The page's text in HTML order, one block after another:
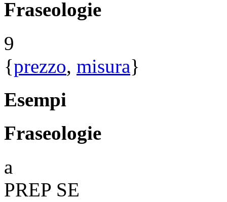
Fraseologie
9
{prezzo, misura}
Esempi
Fraseologie
a
PREP SE